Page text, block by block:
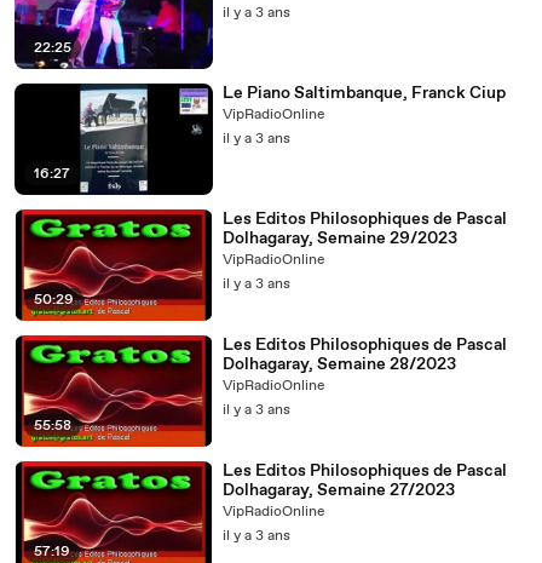
22:25
il y a 3 ans
16:27
Le Piano Saltimbanque, Franck Ciup
VipRadioOnline
il y a 3 ans
50:29
Les Editos Philosophiques de Pascal
Dolhagaray, Semaine 29/2023
VipRadioOnline
il y a 3 ans
55:58
Les Editos Philosophiques de Pascal
Dolhagaray, Semaine 28/2023
VipRadioOnline
il y a 3 ans
57:19
Les Editos Philosophiques de Pascal
Dolhagaray, Semaine 27/2023
VipRadioOnline
il y a 3 ans